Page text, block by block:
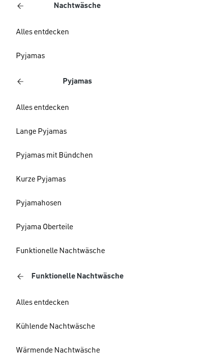
Nachtwäsche
Alles entdecken
Pyjamas
Pyjamas
Alles entdecken
Lange Pyjamas
Pyjamas mit Bündchen
Kurze Pyjamas
Pyjamahosen
Pyjama Oberteile
Funktionelle Nachtwäsche
Funktionelle Nachtwäsche
Alles entdecken
Kühlende Nachtwäsche
Wärmende Nachtwäsche